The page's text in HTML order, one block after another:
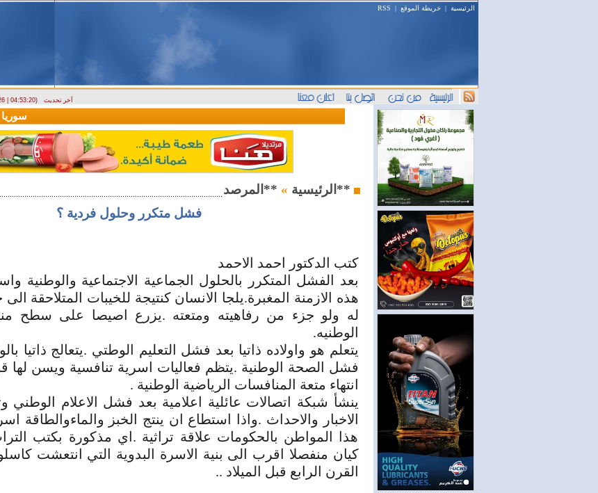
الرئيسية | خريطة الموقع |
RSS
| 04:53:20) آخر تحديث
سوريا
الرئيسية »
**المرصد**
فشل متكرر وحلول فردية ؟
كتب الدكتور احمد الاحمد
بعد الفشل المتكرر بالحلول الجماعية الاجتماعية والوطنية
هذه الازمنة المغبرة.يلجا الانسان كنتيجة للخيبات المتلاحقة
له ولو جزء من رفاهيته ومتعته .يزرع اصيصا على سطح
الوطنيه.
يتعلم هو واولاده ذاتيا بعد فشل التعليم الوطتي .يتعالج ذاتيا
فشل الصحة الوطنية .يتظم فعاليات اسرية تنافسية ويسن لها
انتهاء متعة المنافسات الرياضية الوطنية .
ينشأ شبكة اتصالات عائلية اعلامية بعد فشل الاعلام الوطني
الاخبار والاحداث .واذا استطاع ان ينتج الخبز والماءوالطاقة
هذا المواطن بالحكومات علاقة تراثية .اي مذكورة بكتب
كيان منفصلا اقرب الى بنية الاسرة البدوية التي انتعشت
القرن الرابع قبل الميلاد ..